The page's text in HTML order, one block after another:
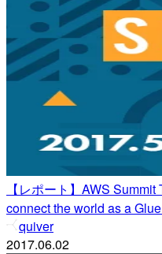
【レポート】AWS
connect the world as a
quiver
2017.06.02